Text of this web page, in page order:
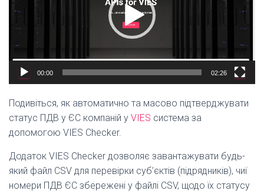
00:00 02:26
Подивіться, як автоматично та масово підтверджувати
статус ПДВ у ЄС компаній у VIES система за
допомогою VIES Checker.
Додаток VIES Checker дозволяє завантажувати будь-
який файл CSV для перевірки суб’єктів (підрядників), чиї
номери ПДВ ЄС збережені у файлі CSV, щодо їх статусу